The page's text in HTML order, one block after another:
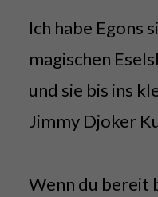
Ich habe Egons
magischen
und sie bis ins
Jimmy Djoker
Wenn du bereit